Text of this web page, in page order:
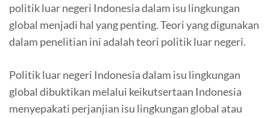
politik luar negeri Indonesia dalam isu lingkungan
global menjadi hal yang penting. Teori yang digunakan
dalam penelitian ini adalah teori politik luar negeri.
Politik luar negeri Indonesia dalam isu lingkungan
global dibuktikan melalui keikutsertaan Indonesia
menyepakati perjanjian isu lingkungan global atau